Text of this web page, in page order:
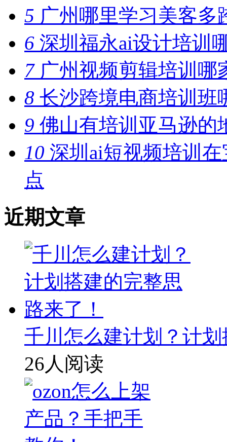
5 广州哪里学习美客多
6 深圳福永ai设计培训
7广州视频剪辑培训哪
8 长沙跨境电商培训班
9 佛山有培训亚马逊的
10 深圳ai短视频培训
点
近期文章
千川怎么建计划？计
26人阅读